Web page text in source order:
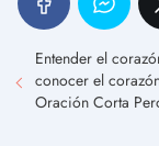
Entender el
conocer el
Oración Corta